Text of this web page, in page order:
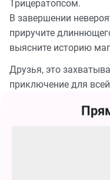
Трицератопсом.
В завершении
приручите
выясните историю
Друзья, это
приключение для
ярким и красочным,